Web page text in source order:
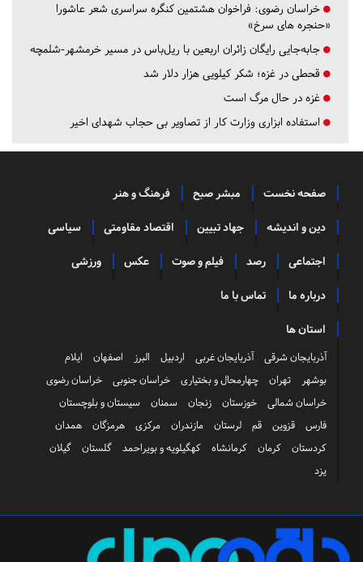
خراسان رضوی: فراخوان هشتمین کنگره سراسری شعر عاشورا
«حنجره های سرخ»
جابه‌جایی رایگان زائران اربعین با ریل‌باس در مسیر خرمشهر-شلمچه
قحطی در غزه؛ شکر کیلویی هزار دلار شد
غزه در حال مرگ است
استفاده ابزاری وزارت کار از تصاویر بی حجاب شهدای اخیر
صفحه نخست مبشر صبح فرهنگ و هنر
دین و اندیشه جهاد تبیین اقتصاد مقاومتی سیاسی
اجتماعی رصد فیلم و صوت عکس ورزشی
درباره ما تماس با ما
استان ها
آذربایجان شرقی آذربایجان غربی اردبیل البرز اصفهان
ایلام
بوشهر
تهران چهارمحال و بختیاری خراسان جنوبی
خراسان رضوی
خراسان شمالی
خوزستان زنجان سمنان
سیستان و بلوچستان
فارس
قزوین قم لرستان مازندران مرکزی هرمزگان
همدان
کردستان
کرمان کرمانشاه کهگیلویه و بویراحمد گلستان
گیلان
یزد